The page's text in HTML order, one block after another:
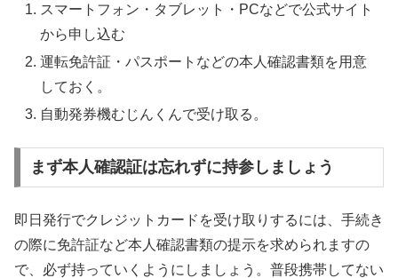
スマートフォン・タブレット・PCなどで公式サイト
から申し込む
運転免許証・パスポートなどの本人確認書類を用意
しておく。
自動発券機むじんくんで受け取る。
まず本人確認証は忘れずに持参しましょう
即日発行でクレジットカードを受け取りするには、手続き
の際に免許証など本人確認書類の提示を求められますの
で、必ず持っていくようにしましょう。普段携帯してない